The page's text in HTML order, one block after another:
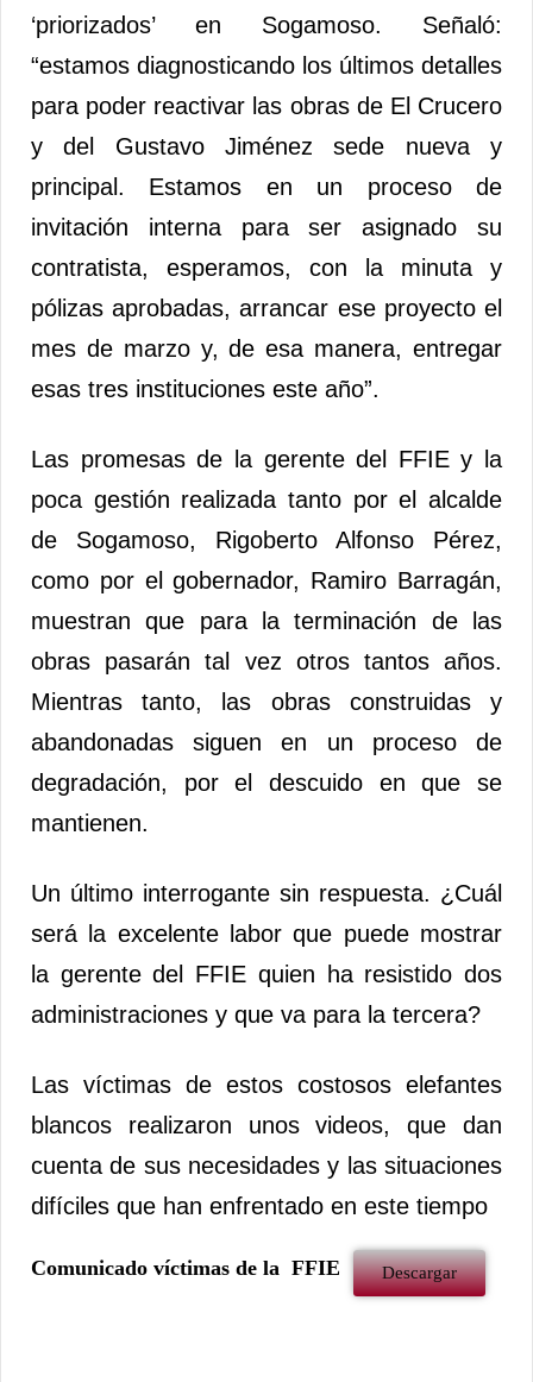
‘priorizados’ en Sogamoso. Señaló:
“estamos diagnosticando los últimos detalles
para poder reactivar las obras de El Crucero
y del Gustavo Jiménez sede nueva y
principal. Estamos en un proceso de
invitación interna para ser asignado su
contratista, esperamos, con la minuta y
pólizas aprobadas, arrancar ese proyecto el
mes de marzo y, de esa manera, entregar
esas tres instituciones este año”.
Las promesas de la gerente del FFIE y la
poca gestión realizada tanto por el alcalde
de Sogamoso, Rigoberto Alfonso Pérez,
como por el gobernador, Ramiro Barragán,
muestran que para la terminación de las
obras pasarán tal vez otros tantos años.
Mientras tanto, las obras construidas y
abandonadas siguen en un proceso de
degradación, por el descuido en que se
mantienen.
Un último interrogante sin respuesta. ¿Cuál
será la excelente labor que puede mostrar
la gerente del FFIE quien ha resistido dos
administraciones y que va para la tercera?
Las víctimas de estos costosos elefantes
blancos realizaron unos videos, que dan
cuenta de sus necesidades y las situaciones
difíciles que han enfrentado en este tiempo
Comunicado víctimas de la FFIE Descargar